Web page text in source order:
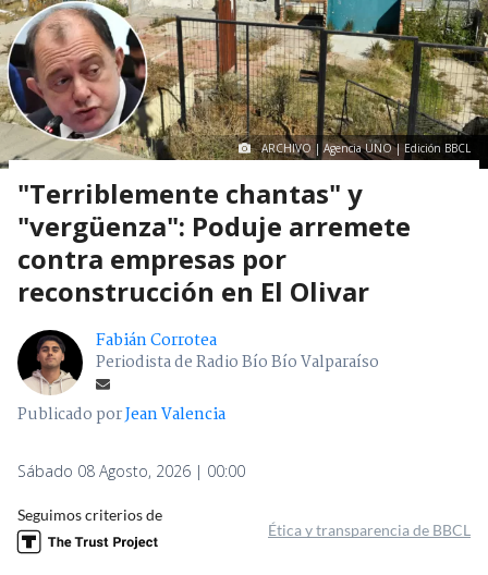
ARCHIVO | Agencia UNO | Edición BBCL
"Terriblemente chantas" y
"vergüenza": Poduje arremete
contra empresas por
reconstrucción en El Olivar
Fabián Corrotea
Periodista de Radio Bío Bío Valparaíso
Publicado porJean Valencia
Sábado 08 Agosto, 2026 | 00:00
Seguimos criterios de
Ética y transparencia de BBCL